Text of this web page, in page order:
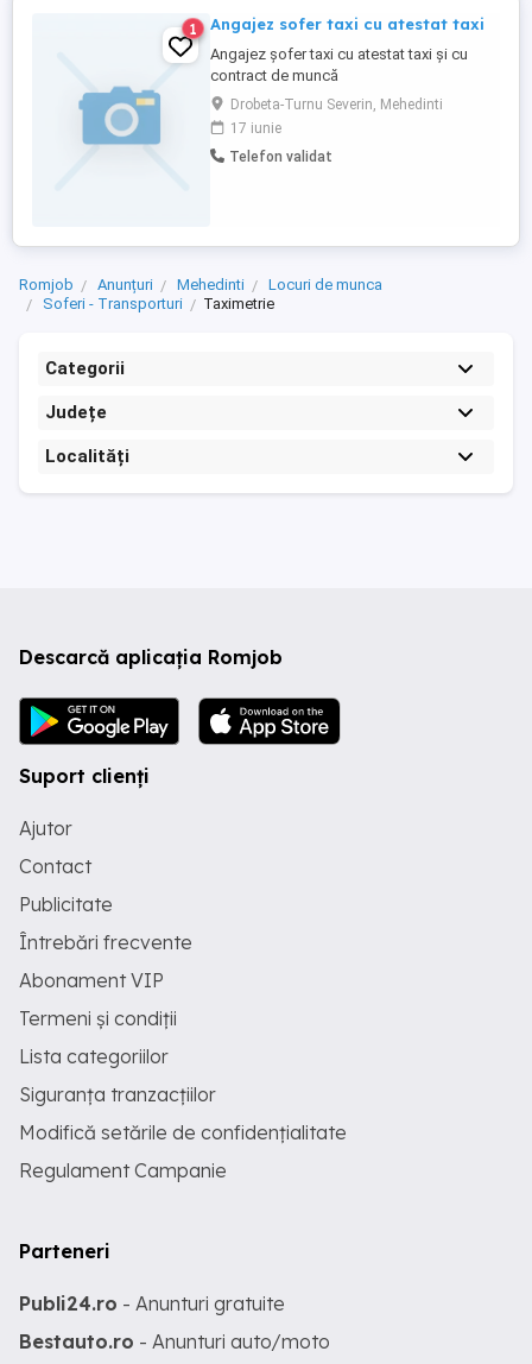
1 Angajez sofer taxi cu atestat taxi
Angajez șofer taxi cu atestat taxi și cu
contract de muncă
Drobeta-Turnu Severin, Mehedinti
17 iunie
Telefon validat
Romjob Anunțuri Mehedinti
Locuri de munca
Soferi - Transporturi
Taximetrie
Categorii
Județe
Localități
Descarcă aplicația Romjob
Suport clienți
Ajutor
Contact
Publicitate
Întrebări frecvente
Abonament VIP
Termeni și condiții
Lista categoriilor
Siguranța tranzacțiilor
Modifică setările de confidențialitate
Regulament Campanie
Parteneri
Publi24.ro - Anunturi gratuite
Bestauto.ro - Anunturi auto/moto